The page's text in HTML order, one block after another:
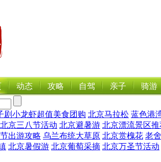
动态 攻略 自驾 亲子 骑游
剧小龙虾超值美食团购 北京马拉松 蓝色港
北京三八节活动 北京避暑游 北京漂流景区推
出游攻略 乌兰布统大草原 北京赏槐花 老
北京暑假游 北京葡萄采摘 北京万圣节活动